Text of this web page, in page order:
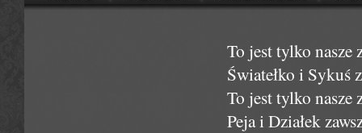
To jest tylko nasze
Światełko i Sykuś
To jest tylko nasze
Peja i Działek